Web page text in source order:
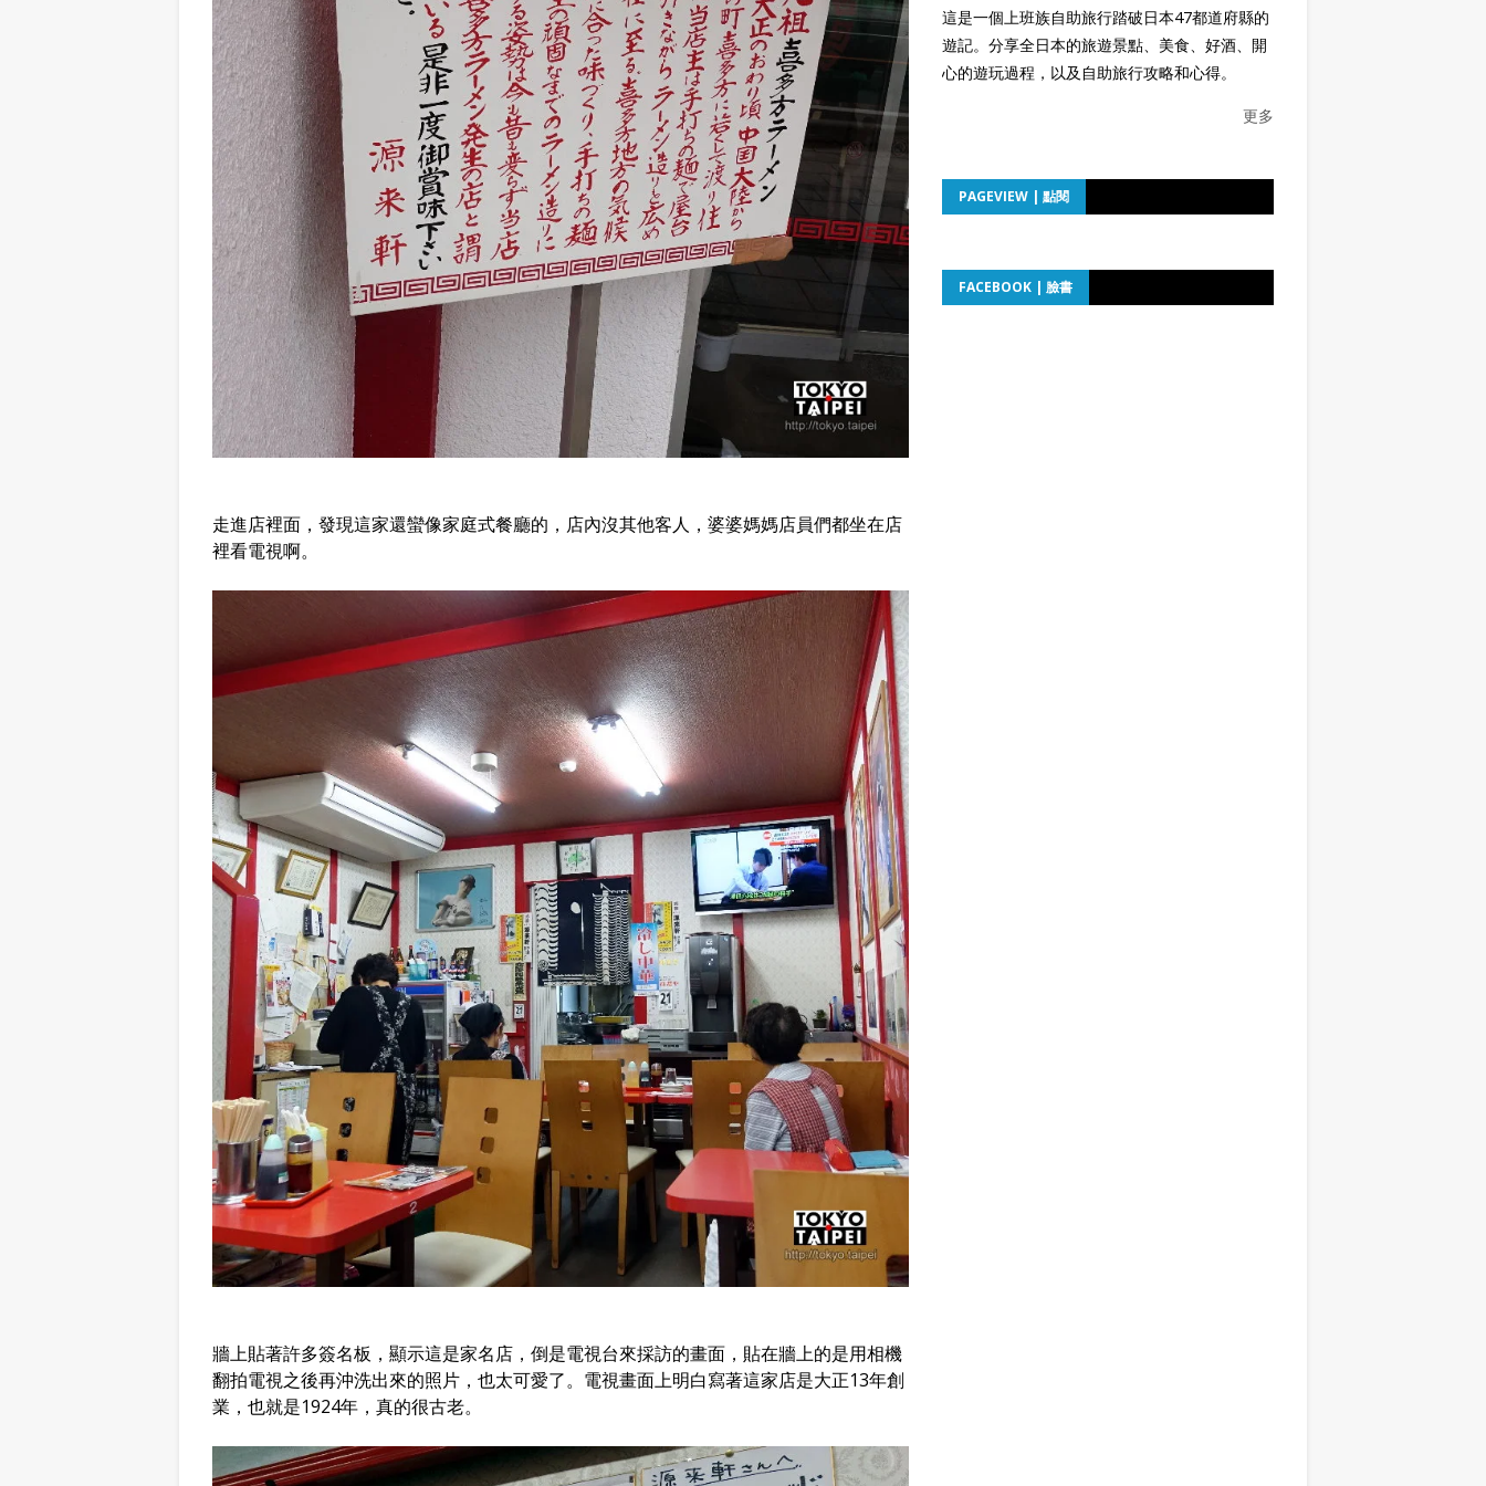
走進店裡面，發現這家還蠻像家庭式餐廳的，店內沒其他客人，婆婆媽媽店員們都坐在店
裡看電視啊。
牆上貼著許多簽名板，顯示這是家名店，倒是電視台來採訪的畫面，貼在牆上的是用相機
翻拍電視之後再沖洗出來的照片，也太可愛了。電視畫面上明白寫著這家店是大正13年創
業，也就是1924年，真的很古老。
這是一個上班族自助旅行踏破日本47都道府縣的
遊記。分享全日本的旅遊景點、美食、好酒、開
心的遊玩過程，以及自助旅行攻略和心得。
更多
PAGEVIEW | 點閱
FACEBOOK | 臉書